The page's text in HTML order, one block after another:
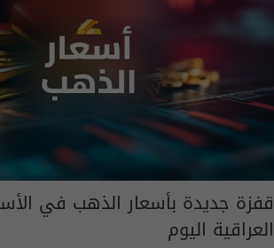
قفزة جديدة بأسعار الذهب في
العراقية اليوم